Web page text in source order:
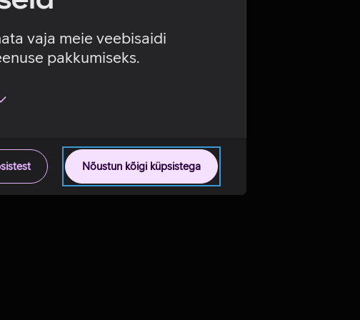
vaja meie veebisaidi
pakkumiseks.
Nõustun kõigi küpsistega